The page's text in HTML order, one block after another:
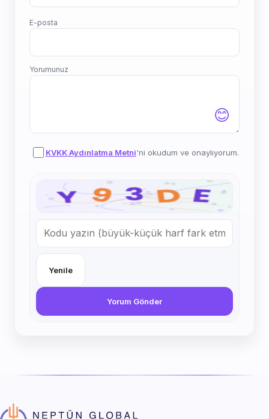
E-posta
Yorumunuz
😊
KVKK Aydınlatma Metni'ni okudum ve onaylıyorum.
Yenile
Yorum Gönder